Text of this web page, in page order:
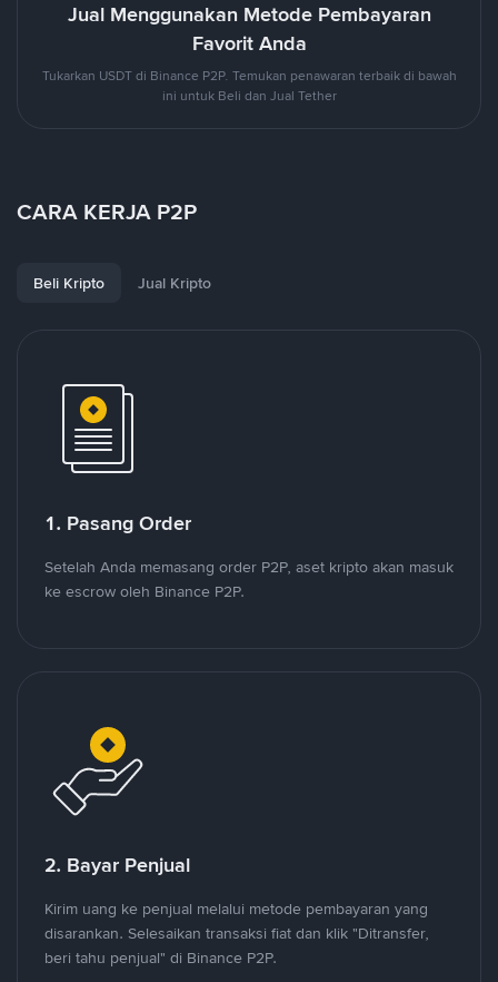
Jual Menggunakan Metode Pembayaran
Favorit Anda
Tukarkan USDT di Binance P2P. Temukan penawaran terbaik di bawah
ini untuk Beli dan Jual Tether
CARA KERJA P2P
Beli Kripto Jual Kripto
1. Pasang Order
Setelah Anda memasang order P2P, aset kripto akan masuk
ke escrow oleh Binance P2P.
2. Bayar Penjual
Kirim uang ke penjual melalui metode pembayaran yang
disarankan. Selesaikan transaksi fiat dan klik "Ditransfer,
beri tahu penjual" di Binance P2P.